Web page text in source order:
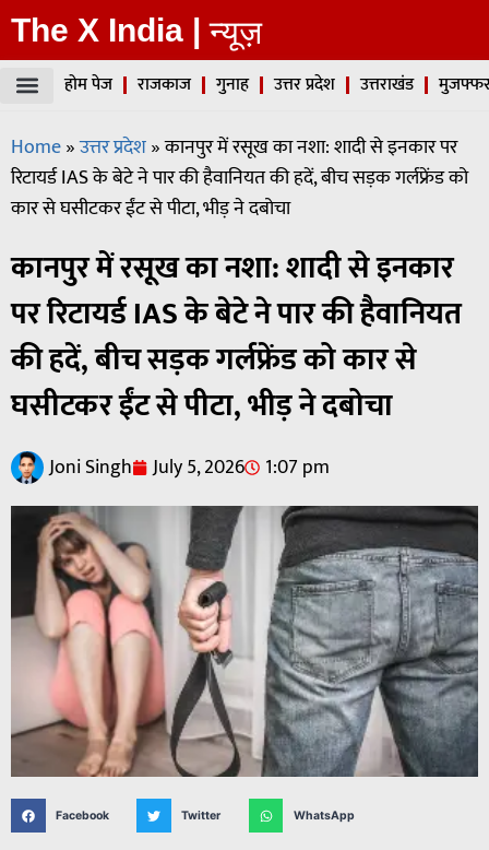
The X India | न्यूज़
होम पेज राजकाज गुनाह उत्तर प्रदेश उत्तराखंड
Home»उत्तर प्रदेश»कानपुर में रसूख का नशा: शादी से इनकार पर
रिटायर्ड IAS के बेटे ने पार की हैवानियत की हदें, बीच सड़क गर्लफ्रेंड को
कार से घसीटकर ईंट से पीटा, भीड़ ने दबोचा
कानपुर में रसूख का नशा: शादी से इनकार
पर रिटायर्ड IAS के बेटे ने पार की हैवानियत
की हदें, बीच सड़क गर्लफ्रेंड को कार से
घसीटकर ईंट से पीटा, भीड़ ने दबोचा
Joni Singh July 5, 2026 1:07 pm
Facebook Twitter WhatsApp